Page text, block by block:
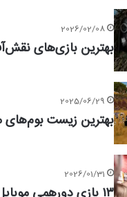
2026/02/08
بهترین بازی‌های
2025/06/29
بهترین زیست بوم‌های
2026/01/31